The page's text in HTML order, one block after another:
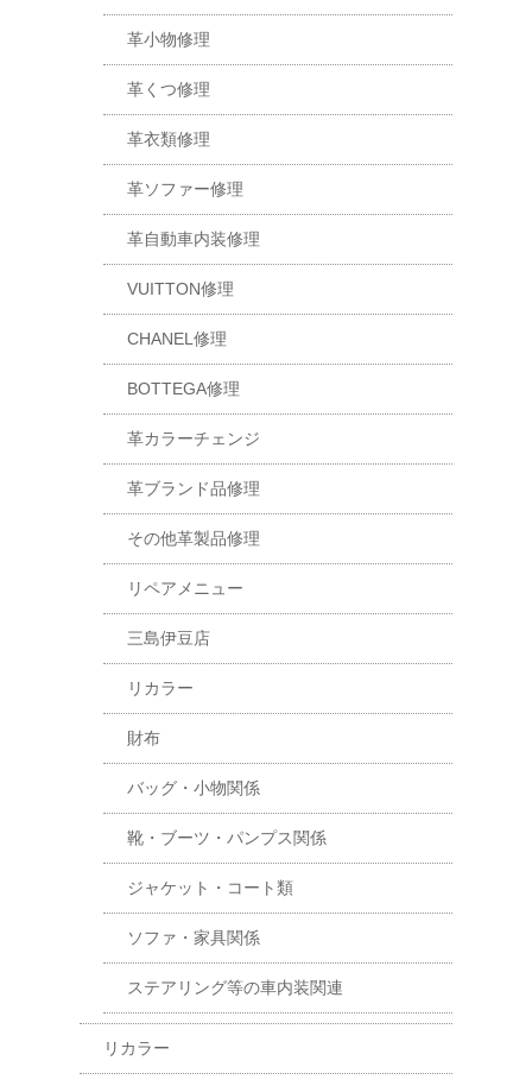
革小物修理
革くつ修理
革衣類修理
革ソファー修理
革自動車内装修理
VUITTON修理
CHANEL修理
BOTTEGA修理
革カラーチェンジ
革ブランド品修理
その他革製品修理
リペアメニュー
三島伊豆店
リカラー
財布
バッグ・小物関係
靴・ブーツ・パンプス関係
ジャケット・コート類
ソファ・家具関係
ステアリング等の車内装関連
リカラー